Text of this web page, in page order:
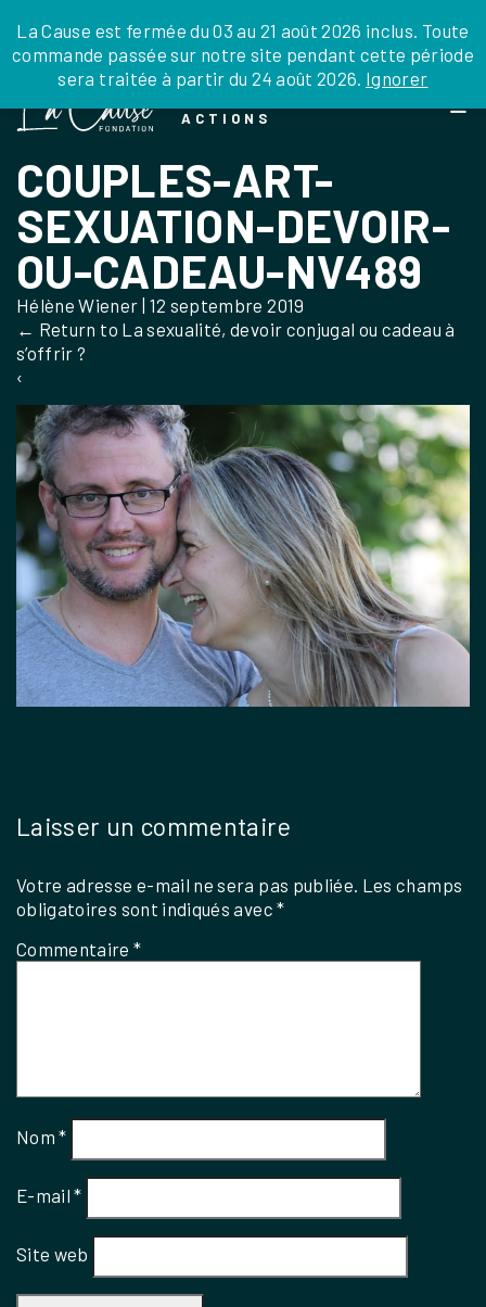
to
the
La Cause est fermée du 03 au 21 août 2026 inclus. Toute
commande passée sur notre site pendant cette période
sera traitée à partir du 24 août 2026. Ignorer
JE DONNE JE PARRAINE NOUS SOUTENIR
DEPUIS LA FRANCE
DEPUIS L’INTERNATIONAL
EN TANT QU’ORGANISATION
LEGS, LIBÉRALITÉS
0 ARTICLE
ACTIONS
COUPLES-ART-
SEXUATION-DEVOIR-
OU-CADEAU-NV489
Hélène Wiener | 12 septembre 2019
← Return to La sexualité, devoir conjugal ou cadeau à
s’offrir ?
‹
Laisser un commentaire
Votre adresse e-mail ne sera pas publiée. Les champs
obligatoires sont indiqués avec*
Commentaire*
Nom*
E-mail*
Site web